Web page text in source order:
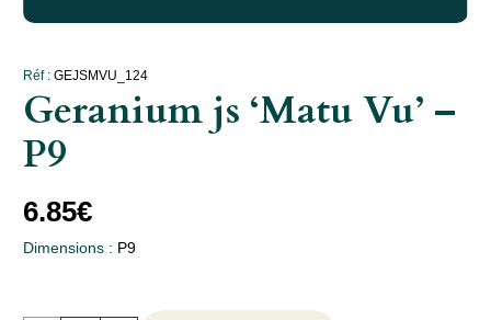
Réf : GEJSMVU_124
Geranium js ‘Matu Vu’ –
P9
6.85€
Dimensions : P9